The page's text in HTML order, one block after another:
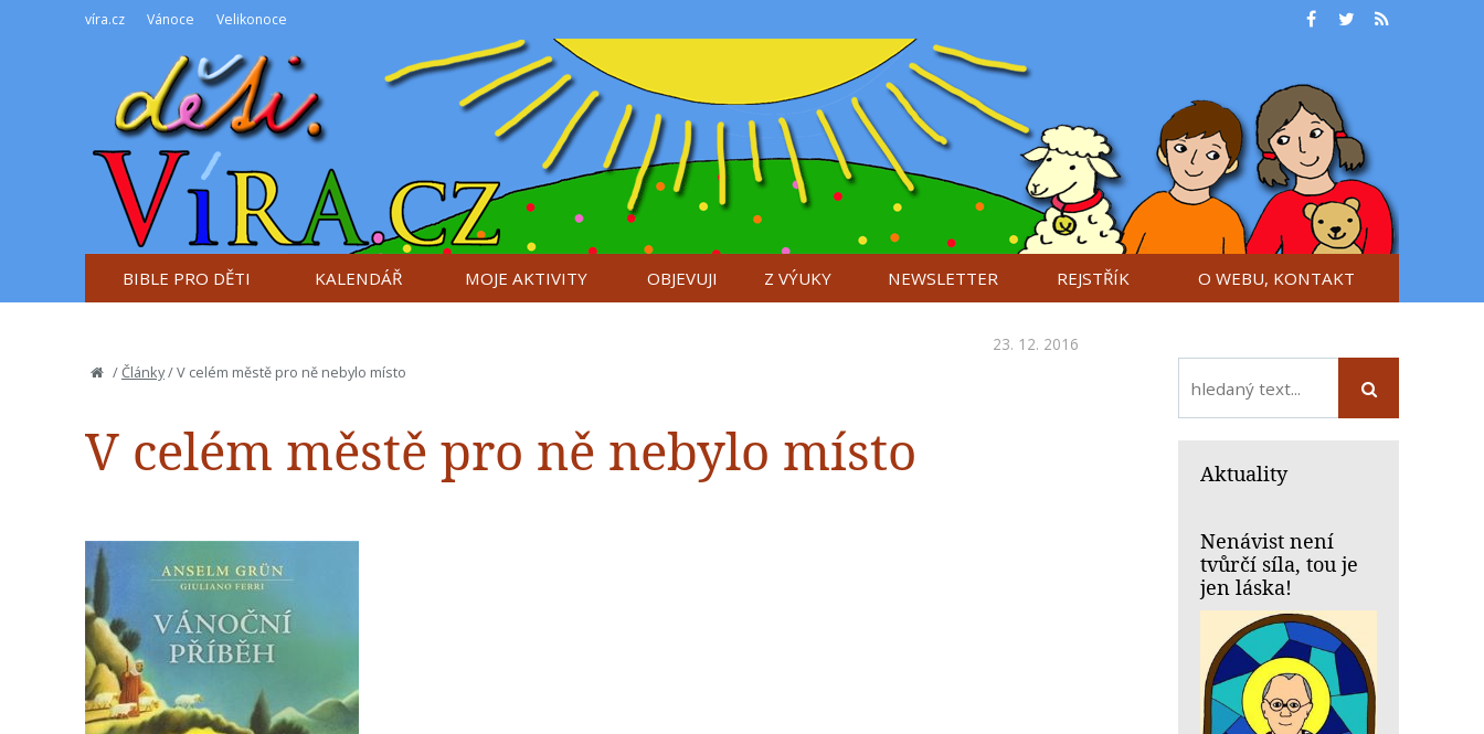
víra.cz Vánoce Velikonoce
BIBLE PRO DĚTI KALENDÁŘ MOJE AKTIVITY OBJEVUJI Z VÝUKY NEWSLETTER REJSTŘÍK O WEBU, KONTAKT
23. 12. 2016
/Články/V celém městě pro ně nebylo místo
V celém městě pro ně nebylo místo Aktuality
Nenávist není
tvůrčí síla, tou je
jen láska!